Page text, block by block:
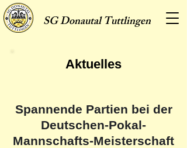
SGDonautal Tuttlingen
Aktuelles
Spannende Partien bei der
Deutschen-Pokal-
Mannschafts-Meisterschaft